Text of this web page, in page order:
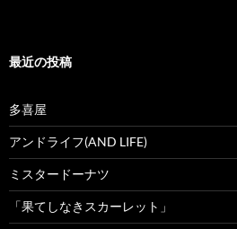
最近の投稿
多喜屋
アンドライフ(AND LIFE)
ミスタードーナツ
「果てしなきスカーレット」